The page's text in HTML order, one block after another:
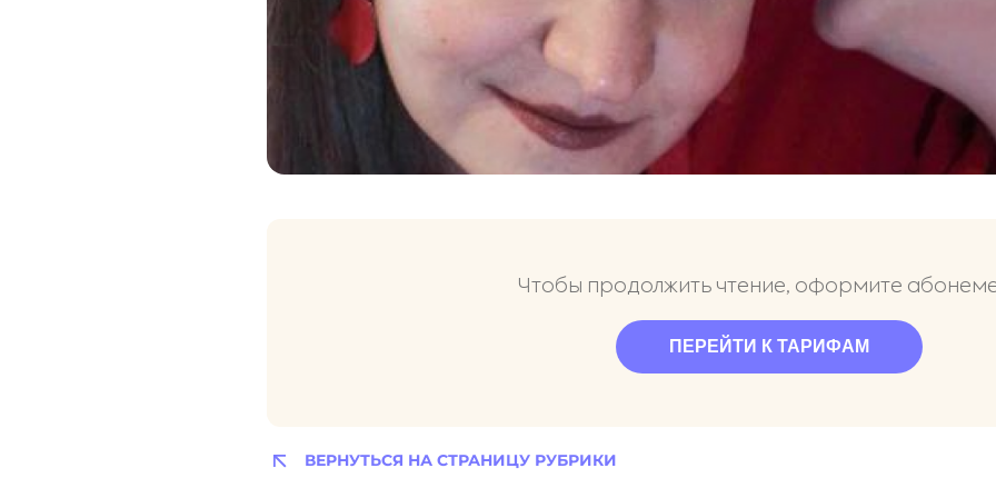
Чтобы продолжить чтение, оформите
ПЕРЕЙТИ К ТАРИФАМ
ВЕРНУТЬСЯ НА СТРАНИЦУ РУБРИКИ